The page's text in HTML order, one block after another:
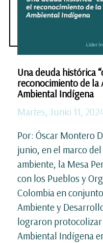
Una deuda histórica
reconocimiento de la
Ambiental Indígena
Martes, Junio 11,
Por: Óscar Montero
junio, en el marco
ambiente, la Mesa
con los Pueblos y
Colombia en
Ambiente y
lograron
Ambiental Indígena